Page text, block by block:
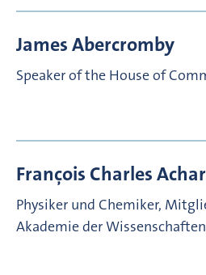
JamesAbercromby
Speaker of the House of
François Charles
Physiker und Chemiker,
Akademie der